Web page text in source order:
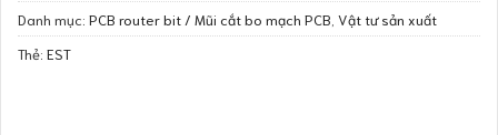
Danh mục: PCB router bit / Mũi cắt bo mạch PCB Vật tư sản xuất
Thẻ: EST